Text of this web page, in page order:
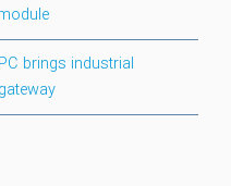
brings industrial